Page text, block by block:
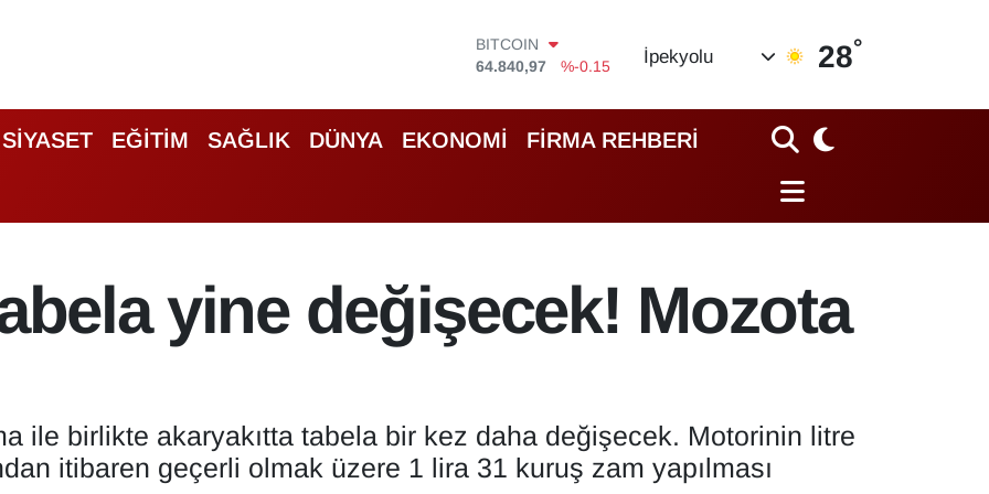
DOLAR
47,7436
%0.18
55,2510
%0.32
STERLİN
64,4811
%0.38
BİST100
%-0.15
İpekyolu 28°
SİYASET EĞİTİM SAĞLIK DÜNYA EKONOMİ FİRMA REHBERİ
yine değişecek! Mozota
ile birlikte akaryakıtta tabela bir kez daha değişecek. Motorinin litre
itibaren geçerli olmak üzere 1 lira 31 kuruş zam yapılması